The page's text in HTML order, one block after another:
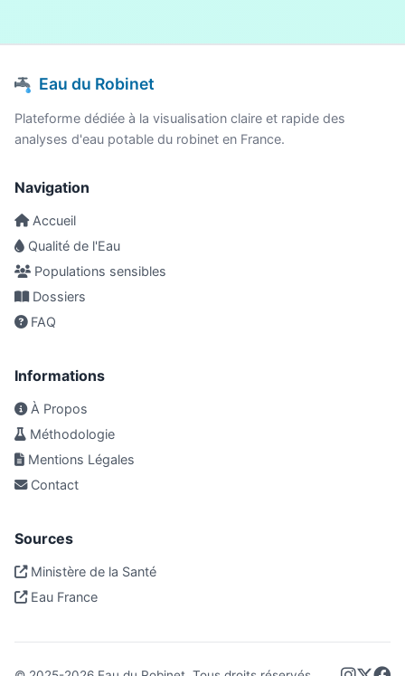
Eau du Robinet
Plateforme dédiée à la visualisation claire et rapide des
analyses d'eau potable du robinet en France.
Navigation
Accueil
Qualité de l'Eau
Populations sensibles
Dossiers
FAQ
Informations
À Propos
Méthodologie
Mentions Légales
Contact
Sources
Ministère de la Santé
Eau France